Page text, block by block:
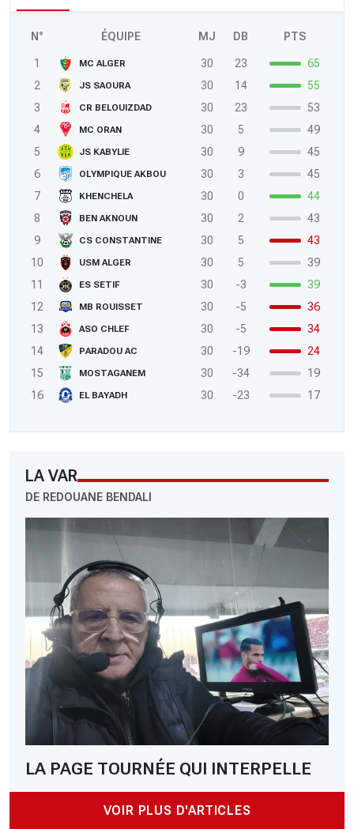
N° ÉQUIPE MJ DB PTS
1 MC ALGER 30 23
65
2
JS SAOURA 30 14
55
3
CR BELOUIZDAD 30 23
53
4
MC ORAN 30 5
49
5
JS KABYLIE 30 9
45
6
OLYMPIQUE AKBOU 30 3
45
7
KHENCHELA 30 0
44
8
BEN AKNOUN 30 2
43
9
CS CONSTANTINE 30 5
43
10
USM ALGER 30 5
39
11
ES SETIF 30 -3
39
12
MB ROUISSET 30 -5
36
13
ASO CHLEF 30 -5
34
14
PARADOU AC 30 -19
24
15
MOSTAGANEM 30 -34
19
16
EL BAYADH 30 -23 17
LA VAR
DE REDOUANE BENDALI
LA PAGE TOURNÉE QUI INTERPELLE
VOIR PLUS D'ARTICLES